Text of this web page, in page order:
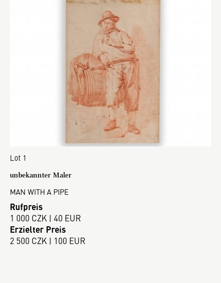
Lot 1
unbekannter Maler
MAN WITH A PIPE
Rufpreis
1 000 CZK | 40 EUR
Erzielter Preis
2 500 CZK | 100 EUR